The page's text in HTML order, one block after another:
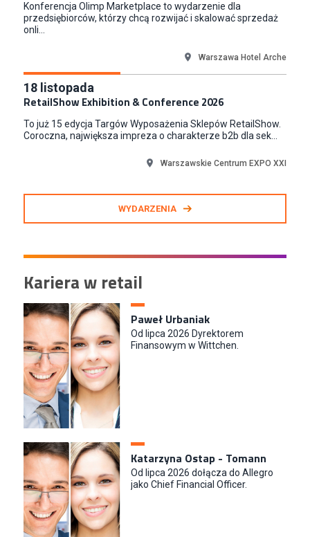
Konferencja Olimp Marketplace to wydarzenie dla
przedsiębiorców, którzy chcą rozwijać i skalować sprzedaż
onli...
Warszawa Hotel Arche
18 listopada
RetailShow Exhibition & Conference 2026
To już 15 edycja Targów Wyposażenia Sklepów RetailShow.
Coroczna, największa impreza o charakterze b2b dla sek...
Warszawskie Centrum EXPO XXI
WYDARZENIA
Kariera w retail
Paweł Urbaniak
Od lipca 2026 Dyrektorem
Finansowym w Wittchen.
Katarzyna Ostap - Tomann
Od lipca 2026 dołącza do Allegro
jako Chief Financial Officer.